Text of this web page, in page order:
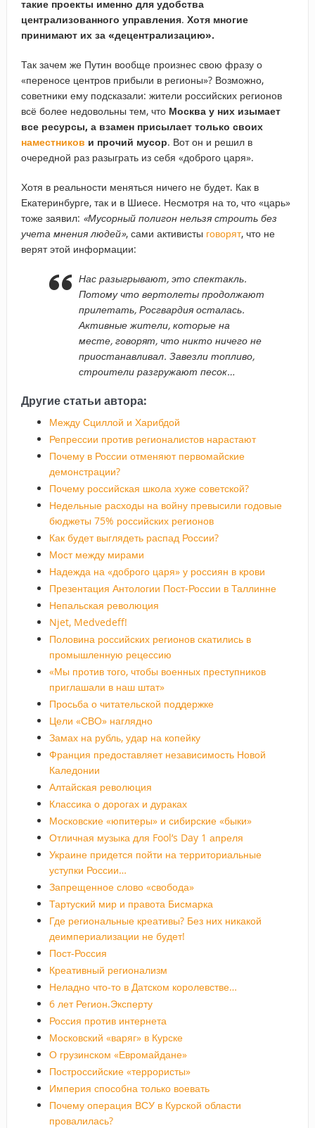
такие проекты именно для удобства
централизованного управления. Хотя многие
принимают их за «децентрализацию».
Так зачем же Путин вообще произнес свою фразу о
«переносе центров прибыли в регионы»? Возможно,
советники ему подсказали: жители российских регионов
всё более недовольны тем, что Москва у них изымает
все ресурсы, а взамен присылает только своих
наместников и прочий мусор. Вот он и решил в
очередной раз разыграть из себя «доброго царя».
Хотя в реальности меняться ничего не будет. Как в
Екатеринбурге, так и в Шиесе. Несмотря на то, что «царь»
тоже заявил: «Мусорный полигон нельзя строить без
учета мнения людей», сами активисты говорят, что не
верят этой информации:
Нас разыгрывают, это спектакль.
Потому что вертолеты продолжают
прилетать, Росгвардия осталась.
Активные жители, которые на
месте, говорят, что никто ничего не
приостанавливал. Завезли топливо,
строители разгружают песок…
Другие статьи автора:
Между Сциллой и Харибдой
Репрессии против регионалистов нарастают
Почему в России отменяют первомайские
демонстрации?
Почему российская школа хуже советской?
Недельные расходы на войну превысили годовые
бюджеты 75% российских регионов
Как будет выглядеть распад России?
Мост между мирами
Надежда на «доброго царя» у россиян в крови
Презентация Антологии Пост-России в Таллинне
Непальская революция
Njet, Medvedeff!
Половина российских регионов скатились в
промышленную рецессию
«Мы против того, чтобы военных преступников
приглашали в наш штат»
Просьба о читательской поддержке
Цели «СВО» наглядно
Замах на рубль, удар на копейку
Франция предоставляет независимость Новой
Каледонии
Алтайская революция
Классика о дорогах и дураках
Московские «юпитеры» и сибирские «быки»
Отличная музыка для Fool’s Day 1 апреля
Украине придется пойти на территориальные
уступки России…
Запрещенное слово «свобода»
Тартуский мир и правота Бисмарка
Где региональные креативы? Без них никакой
деимпериализации не будет!
Пост-Россия
Креативный регионализм
Неладно что-то в Датском королевстве…
6 лет Регион.Эксперту
Россия против интернета
Московский «варяг» в Курске
О грузинском «Евромайдане»
Построссийские «террористы»
Империя способна только воевать
Почему операция ВСУ в Курской области
провалилась?